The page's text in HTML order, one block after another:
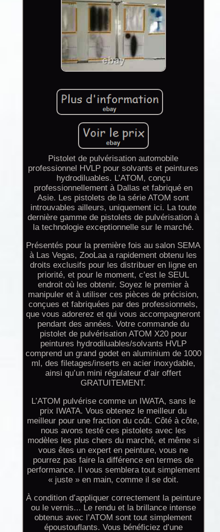
Pistolet de pulvérisation automobile
professionnel HVLP pour solvants et peintures
hydrodiluables. L’ATOM, conçu
professionnellement à Dallas et fabriqué en
Asie. Les pistolets de la série ATOM sont
introuvables ailleurs, uniquement ici. La toute
dernière gamme de pistolets de pulvérisation à
la technologie exceptionnelle sur le marché.
Présentés pour la première fois au salon SEMA
à Las Vegas, ZooLaa a rapidement obtenu les
droits exclusifs pour les distribuer en ligne en
priorité, et pour le moment, c’est le SEUL
endroit où les obtenir. Soyez le premier à
manipuler et à utiliser ces pièces de précision,
conçues et fabriquées par des professionnels,
que vous adorerez et qui vous accompagneront
pendant des années. Votre commande du
pistolet de pulvérisation ATOM X20 pour
peintures hydrodiluables/solvants HVLP
comprend un grand godet en aluminium de 1000
ml, des filetages/inserts en acier inoxydable,
ainsi qu’un mini régulateur d’air offert
GRATUITEMENT.
L’ATOM pulvérise comme un IWATA, sans le
prix IWATA. Vous obtenez le meilleur du
meilleur pour une fraction du coût. Côté à côte,
nous avons testé ces pistolets avec les
modèles les plus chers du marché, et même si
vous êtes un expert en peinture, vous ne
pourrez pas faire la différence en termes de
performance. Il vous semblera tout simplement
« juste » en main, comme il se doit.
À condition d’appliquer correctement la peinture
ou le vernis... Le rendu et la brillance intense
obtenus avec l’ATOM sont tout simplement
époustouflants. Vous bénéficiez d’une